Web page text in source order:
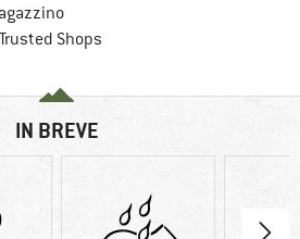
Shops
IN BREVE